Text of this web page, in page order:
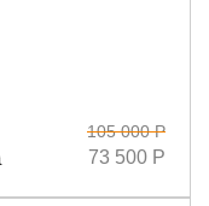
105 000 Р
73 500 Р